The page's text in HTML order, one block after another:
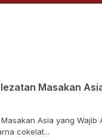
Masakan
Asia yang Wajib
cokelat...